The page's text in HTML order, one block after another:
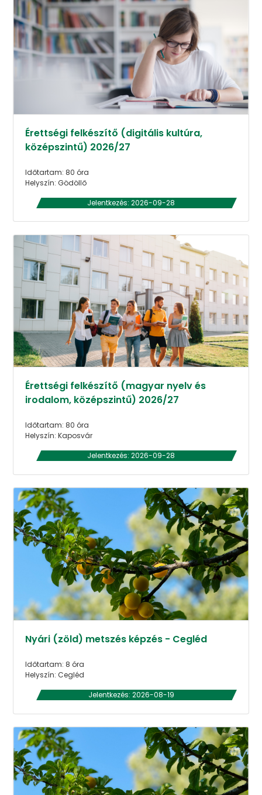
Érettségi felkészítő (digitális kultúra,
középszintű) 2026/27
Időtartam: 80 óra
Helyszín: Gödöllő
Jelentkezés: 2026-09-28
Érettségi felkészítő (magyar nyelv és
irodalom, középszintű) 2026/27
Időtartam: 80 óra
Helyszín: Kaposvár
Jelentkezés: 2026-09-28
Nyári (zöld) metszés képzés - Cegléd
Időtartam: 8 óra
Helyszín: Cegléd
Jelentkezés: 2026-08-19